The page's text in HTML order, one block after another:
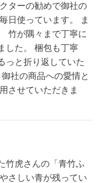
ターの勧めで御社の
日使っています。
ま
竹が隅々まで丁寧に
た。
梱包も丁寧
っと折り返していた
御社の商品への愛情と
させていただきま
竹虎さんの「青竹ふ
やさしい青が残ってい